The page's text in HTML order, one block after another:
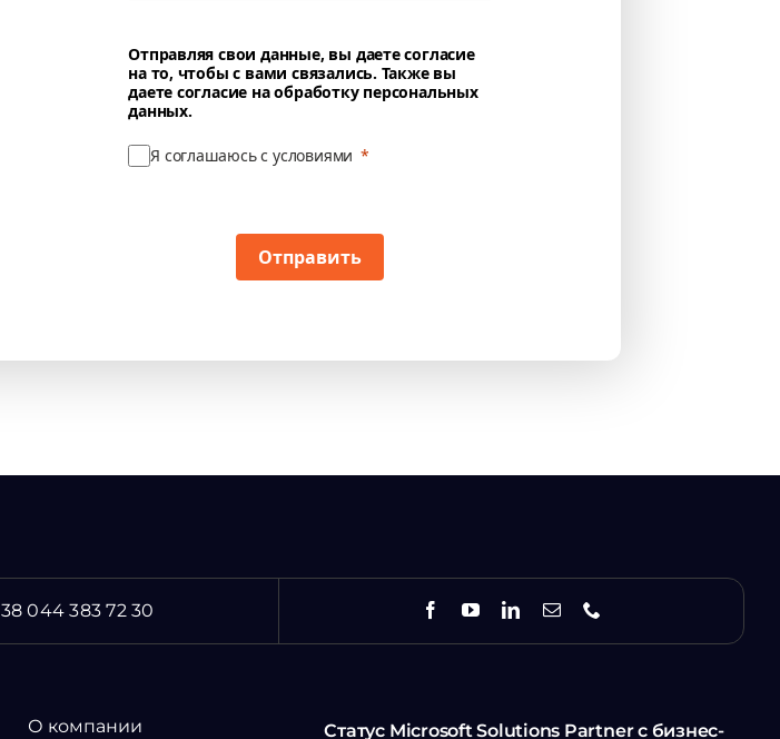
Отправляя свои данные, вы даете согласие
на то, чтобы с вами связались. Также вы
даете согласие на обработку персональных
данных.
Я соглашаюсь с условиями
Отправить
38 044 383 72 30
О компании Статус Microsoft Solutions Partner с бизнес-